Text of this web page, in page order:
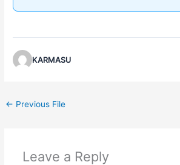
KARMASU
← Previous File
Leave a Reply